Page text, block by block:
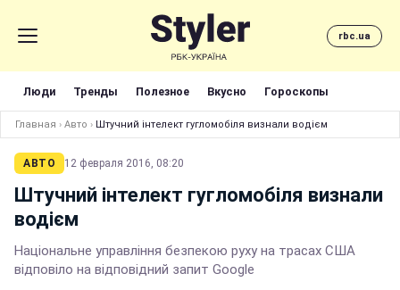
rbc.ua
Люди Тренды Полезное Вкусно Гороскопы
Главная › Авто › Штучний інтелект гугломобіля визнали водієм
АВТО 12 февраля 2016, 08:20
Штучний інтелект гугломобіля визнали
водієм
Національне управління безпекою руху на трасах США
відповіло на відповідний запит Google